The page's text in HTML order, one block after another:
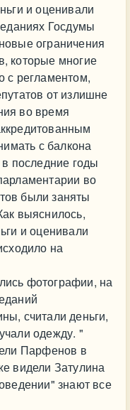
и оценивали
Госдумы
ограничения
которые многие
с регламентом,
от излишне
во время
с балкона
последние годы
во
были заняты
выяснилось,
и оценивали
на
фотографии, на
считали деньги,
одежду. "
Парфенов в
видели Затулина
знают все